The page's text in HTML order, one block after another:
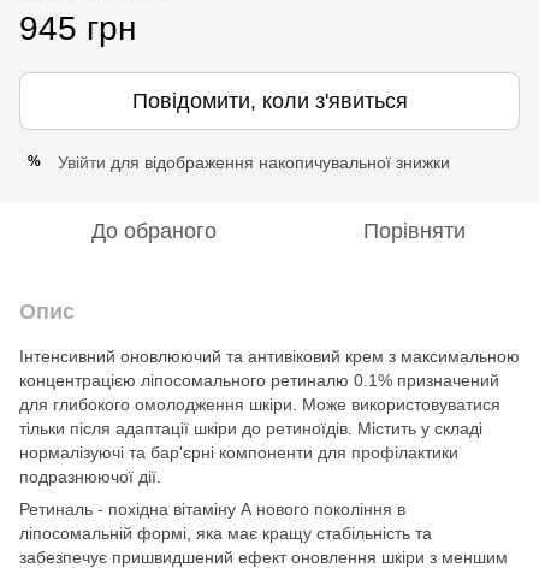
945 грн
Повідомити, коли з'явиться
% Увійти для відображення накопичувальної знижки
До обраного Порівняти
Опис
Інтенсивний оновлюючий та антивіковий крем з максимальною
концентрацією ліпосомального ретиналю 0.1% призначений
для глибокого омолодження шкіри. Може використовуватися
тільки після адаптації шкіри до ретиноїдів. Містить у складі
нормалізуючі та бар'єрні компоненти для профілактики
подразнюючої дії.
Ретиналь - похідна вітаміну А нового покоління в
ліпосомальній формі, яка має кращу стабільність та
забезпечує пришвидшений ефект оновлення шкіри з меншим